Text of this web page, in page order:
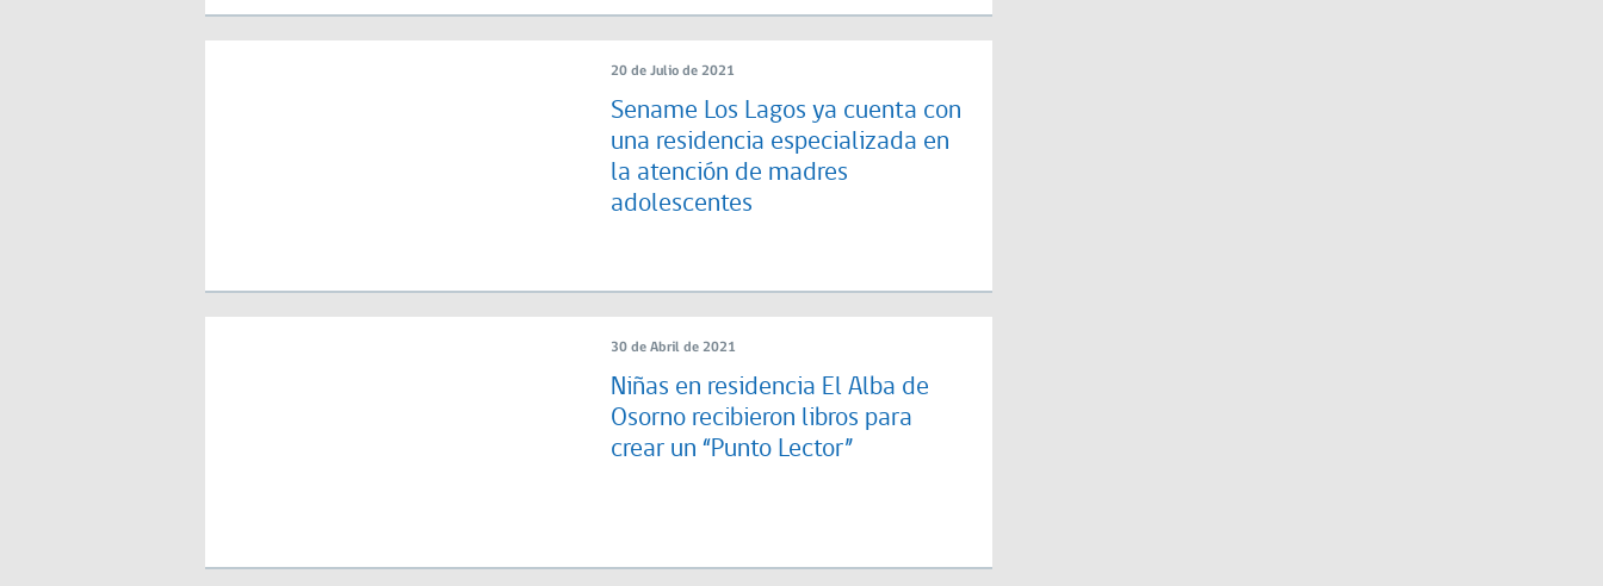
20 de Julio de 2021
Sename Los Lagos ya cuenta con
una residencia especializada en
la atención de madres
adolescentes
30 de Abril de 2021
Niñas en residencia El Alba de
Osorno recibieron libros para
crear un “Punto Lector”